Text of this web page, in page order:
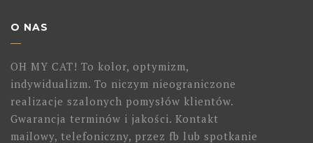
O NAS
OH MY CAT! To kolor, optymizm,
indywidualizm. To niczym nieograniczone
realizacje szalonych pomysłów klientów.
Gwarancja terminów i jakości. Kontakt
mailowy, telefoniczny, przez fb lub spotkanie